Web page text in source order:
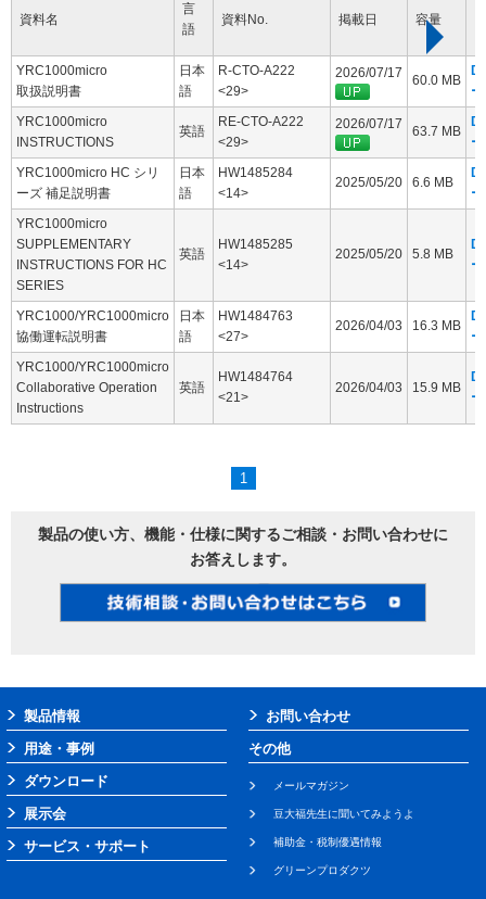
資料名
言
語
資料No. 掲載日 容量
YRC1000micro
取扱説明書
日本
語
R-CTO-A222
<29>
2026/07/17 60.0 MB
YRC1000micro
INSTRUCTIONS
英語
RE-CTO-A222
<29>
2026/07/17 63.7 MB
YRC1000micro HC シリ
ーズ 補足説明書
日本
語
HW1485284
<14>
2025/05/20 6.6 MB
YRC1000micro
SUPPLEMENTARY
INSTRUCTIONS FOR HC
SERIES
英語
HW1485285
<14>
2025/05/20 5.8 MB
YRC1000/YRC1000micro
協働運転説明書
日本
語
HW1484763
<27>
2026/04/03 16.3 MB
YRC1000/YRC1000micro
Collaborative Operation
Instructions
英語
HW1484764
<21>
2026/04/03 15.9 MB
1
製品の使い方、機能・仕様に関するご相談・お問い合わせに
お答えします。
製品情報
用途・事例
ダウンロード
展示会
サービス・サポート
お問い合わせ
その他
メールマガジン
豆大福先生に聞いてみようよ
補助金・税制優遇情報
グリーンプロダクツ